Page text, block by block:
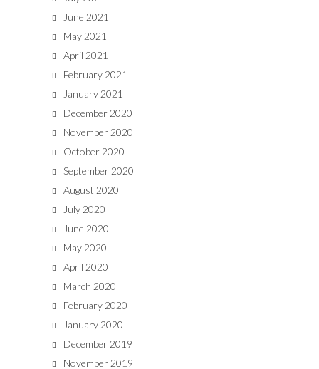
June 2021
May 2021
April 2021
February 2021
January 2021
December 2020
November 2020
October 2020
September 2020
August 2020
July 2020
June 2020
May 2020
April 2020
March 2020
February 2020
January 2020
December 2019
November 2019